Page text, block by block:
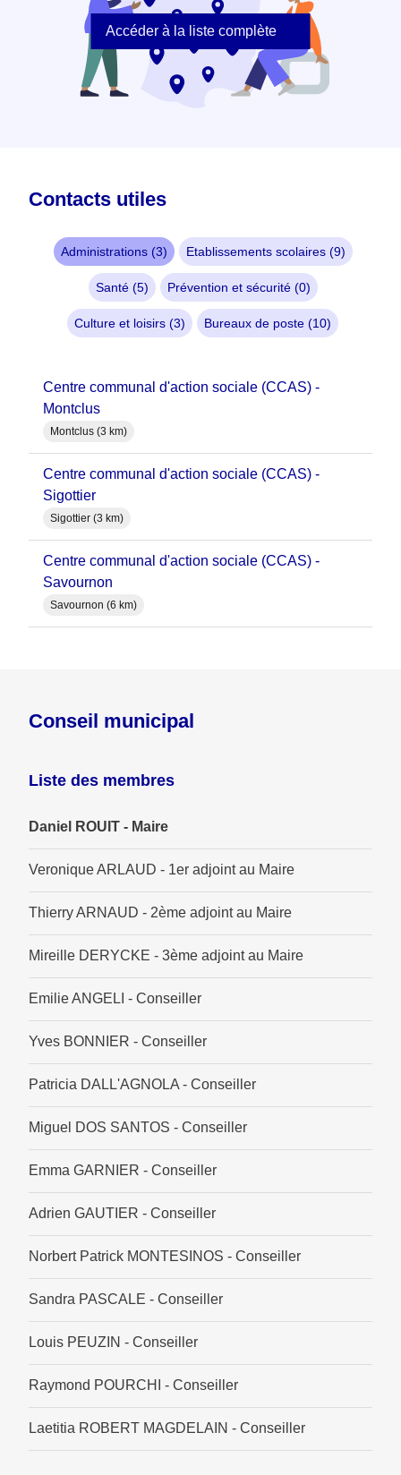
Accéder à la liste complète
Contacts utiles
Administrations (3) Etablissements scolaires (9)
Santé (5) Prévention et sécurité (0)
Culture et loisirs (3) Bureaux de poste (10)
Centre communal d'action sociale (CCAS) -
Montclus
Montclus (3 km)
Centre communal d'action sociale (CCAS) -
Sigottier
Sigottier (3 km)
Centre communal d'action sociale (CCAS) -
Savournon
Savournon (6 km)
Conseil municipal
Liste des membres
Daniel ROUIT - Maire
Veronique ARLAUD - 1er adjoint au Maire
Thierry ARNAUD - 2ème adjoint au Maire
Mireille DERYCKE - 3ème adjoint au Maire
Emilie ANGELI - Conseiller
Yves BONNIER - Conseiller
Patricia DALL'AGNOLA - Conseiller
Miguel DOS SANTOS - Conseiller
Emma GARNIER - Conseiller
Adrien GAUTIER - Conseiller
Norbert Patrick MONTESINOS - Conseiller
Sandra PASCALE - Conseiller
Louis PEUZIN - Conseiller
Raymond POURCHI - Conseiller
Laetitia ROBERT MAGDELAIN - Conseiller